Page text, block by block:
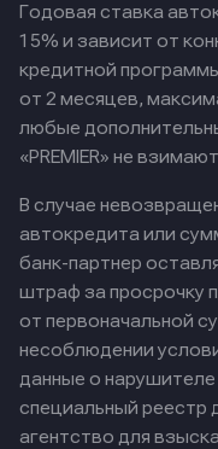
Годовая ставка
15% и зависит от
кредитной
от 2 месяцев,
любые
«PREMIER» не
В случае
автокредита или
банк-партнер
штраф за просрочку
от первоначальной
несоблюдении
данные о
специальный реестр
агентство для